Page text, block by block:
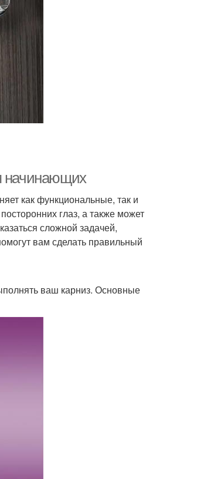
начинающих
как функциональные, так и
глаз, а также может
сложной задачей,
вам сделать правильный
ваш карниз. Основные